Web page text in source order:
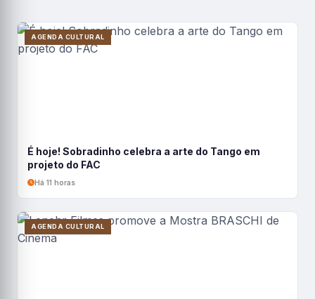
AGENDA CULTURAL
É hoje! Sobradinho celebra a arte do Tango em
projeto do FAC
Há 11 horas
AGENDA CULTURAL